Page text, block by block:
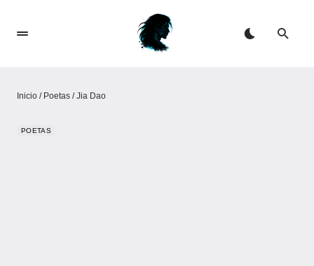
Inicio / Poetas /Jia Dao
POETAS